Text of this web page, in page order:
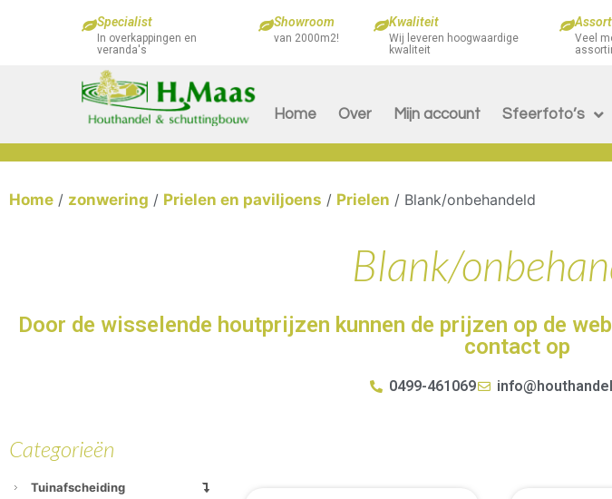
Specialist
In overkappingen en
veranda's
Showroom
van 2000m2!
Kwaliteit
Wij leveren hoogwaardige
kwaliteit
Veel
Home Over Mijn account Sfeerfoto’s
Home / zonwering / Prielen en paviljoens / Prielen / Blank/onbehandeld
Blank/
Door de wisselende houtprijzen kunnen de prijzen op de
contact op
0499-461069
Categorieën
Tuinafscheiding